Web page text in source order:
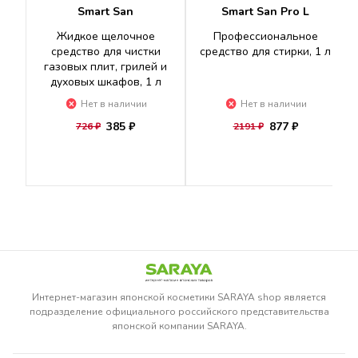
Smart San
Жидкое щелочное
средство для чистки
газовых плит, грилей и
духовых шкафов, 1 л
Нет в наличии
726 ₽ 385 ₽
Smart San Pro L
Профессиональное
средство для стирки, 1 л
Нет в наличии
2191 ₽ 877 ₽
Интернет-магазин японской косметики SARAYA shop является
подразделение официального российского представительства
японской компании SARAYA.